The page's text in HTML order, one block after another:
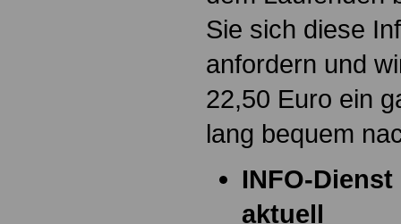
Sie sich diese
anfordern und
22,50 Euro ein
lang bequem
INFO-
aktuell